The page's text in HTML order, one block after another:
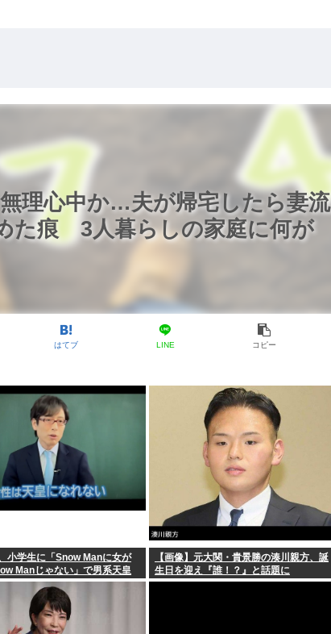
理心中か…夫が帰宅したら妻流
た痕 3人暮らしの家庭に何が
はてブ LINE コピー
小学生に「Snow Manに女が
Manじゃない」で男系天皇
【画像】元大関・貴景勝の湊川親方、誕
生日を迎え『誰！？』と話題に